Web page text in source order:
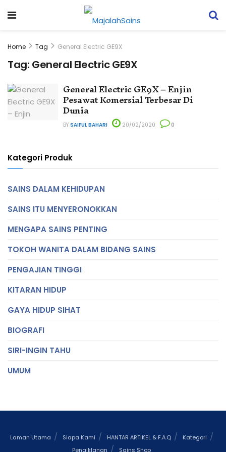
Home Tag General Electric GE9X
Tag: General Electric GE9X
General Electric GE9X – Enjin
Pesawat Komersial Terbesar Di
Dunia
BY SAIFUL BAHARI 20/02/2020 0
Kategori Produk
SAINS DALAM KEHIDUPAN
SAINS ITU MENYERONOKKAN
MENGAPA SAINS PENTING
TOKOH WANITA DALAM BIDANG SAINS
PENGAJIAN TINGGI
KITARAN HIDUP
GAYA HIDUP SIHAT
BIOGRAFI
SIRI-INGIN TAHU
UMUM
Laman Utama Siapa Kami HANTAR ARTIKEL & F.A.Q
Kategori
Pengiklanan
Sains Shop